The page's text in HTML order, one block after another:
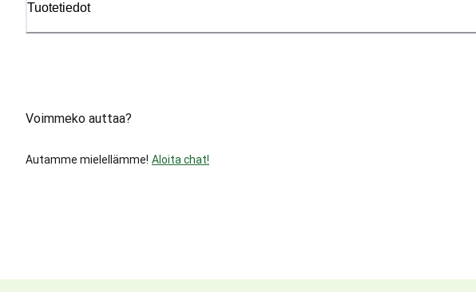
Tuotetiedot
Voimmeko auttaa?
Autamme mielellämme! Aloita chat!